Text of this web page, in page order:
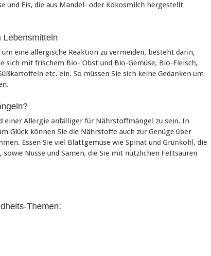
und Eis, die aus Mandel- oder Kokosmilch hergestellt
Lebensmitteln
eine allergische Reaktion zu vermeiden, besteht darin,
sich mit frischem Bio- Obst und Bio-Gemüse, Bio-Fleisch,
etc. ein. So müssen Sie sich keine Gedanken um
einer Allergie anfälliger für Nährstoffmängel zu sein. In
Glück können Sie die Nährstoffe auch zur Genüge über
Essen Sie viel Blattgemüse wie Spinat und Grünkohl, die
Nüsse und Samen, die Sie mit nützlichen Fettsäuren
Themen: